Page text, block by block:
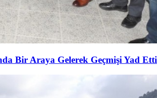
Bir Araya Gelerek Geçmişi Yad Etti